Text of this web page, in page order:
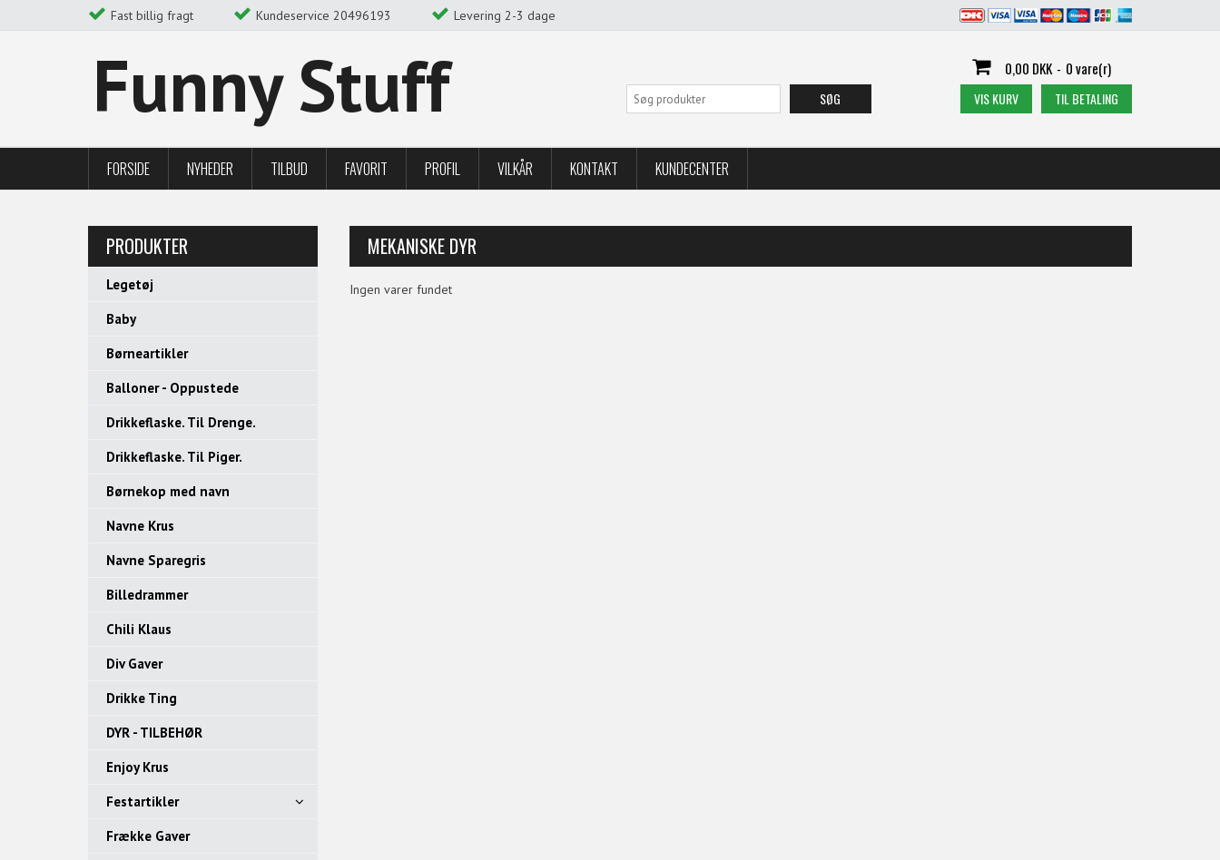
Fast billig fragt Kundeservice 20496193 Levering 2-3 dage
0,00 DKK - 0 vare(r)
VIS KURV TIL BETALING
Funny Stuff
FORSIDE NYHEDER TILBUD FAVORIT PROFIL VILKÅR KONTAKT KUNDECENTER
SØG
PRODUKTER
Legetøj
Baby
Børneartikler
Balloner - Oppustede
Drikkeflaske. Til Drenge.
Drikkeflaske. Til Piger.
Børnekop med navn
Navne Krus
Navne Sparegris
Billedrammer
Chili Klaus
Div Gaver
Drikke Ting
DYR - TILBEHØR
Enjoy Krus
Festartikler
Frække Gaver
MEKANISKE DYR
Ingen varer fundet